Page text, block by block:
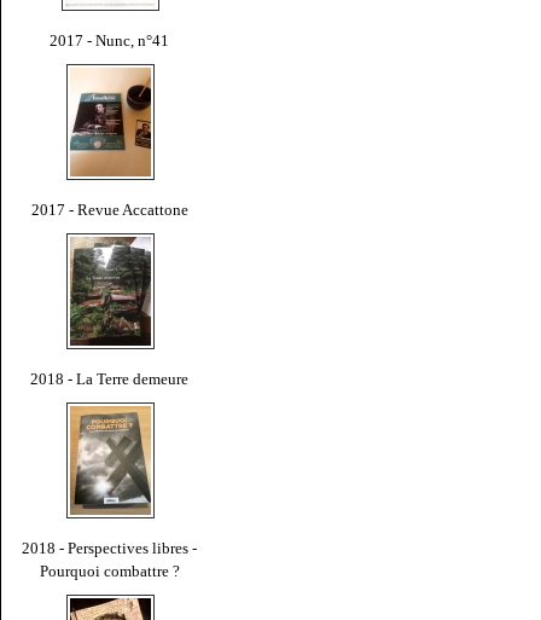
2017 - Nunc, n°41
2017 - Revue Accattone
2018 - La Terre demeure
2018 - Perspectives libres -
Pourquoi combattre ?